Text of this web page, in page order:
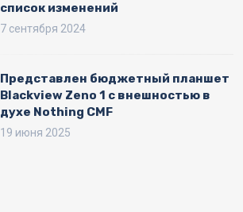
список изменений
7 сентября 2024
Представлен бюджетный планшет
Blackview Zeno 1 с внешностью в
духе Nothing CMF
19 июня 2025